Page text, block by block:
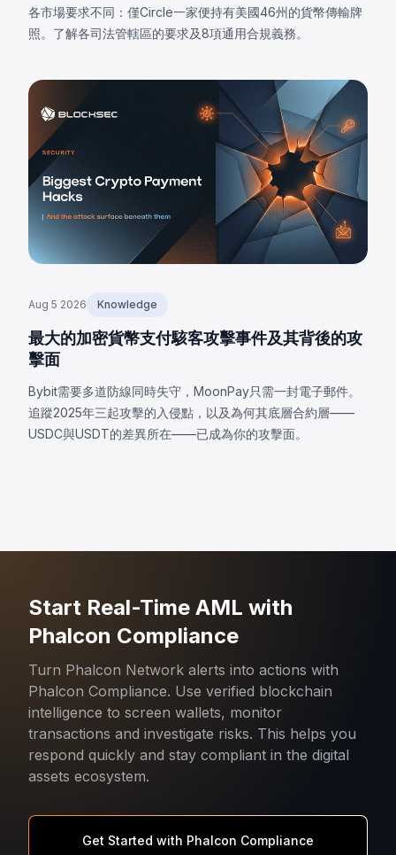
各市場要求不同：僅Circle一家便持有美國46州的貨幣傳輸牌
照。了解各司法管轄區的要求及8項通用合規義務。
Aug 5 2026 Knowledge
最大的加密貨幣支付駭客攻擊事件及其背後的攻
擊面
Bybit需要多道防線同時失守，MoonPay只需一封電子郵件。
追蹤2025年三起攻擊的入侵點，以及為何其底層合約層——
USDC與USDT的差異所在——已成為你的攻擊面。
Start Real-Time AML with
Phalcon Compliance
Turn Phalcon Network alerts into actions with
Phalcon Compliance. Use verified blockchain
intelligence to screen wallets, monitor
transactions and investigate risks. This helps you
respond quickly and stay compliant in the digital
assets ecosystem.
Get Started with Phalcon Compliance